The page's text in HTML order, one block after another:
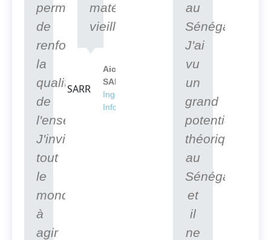
permettra
de
renforcer
la
qualité
de
l'enseignement.
J'invite
tout
le
monde
à
agir
matériels
vieillissants.
Aicha
SARR
Ingénieur en
Informatique
au
Sénégal".
J'ai
vu
un
grand
potentiel
théorique
au
Sénégal
et
il
ne